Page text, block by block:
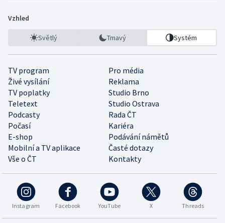
Vzhled
Světlý Tmavý Systém
TV program
Pro média
Živé vysílání
Reklama
TV poplatky
Studio Brno
Teletext
Studio Ostrava
Podcasty
Rada ČT
Počasí
Kariéra
E-shop
Podávání námětů
Mobilní a TV aplikace
Časté dotazy
Vše o ČT
Kontakty
Instagram Facebook YouTube X Threads